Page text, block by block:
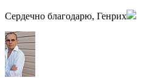
Сердечно благодарю, Генрих